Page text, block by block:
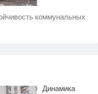
коммунальных
Динамика
i
Видео
за